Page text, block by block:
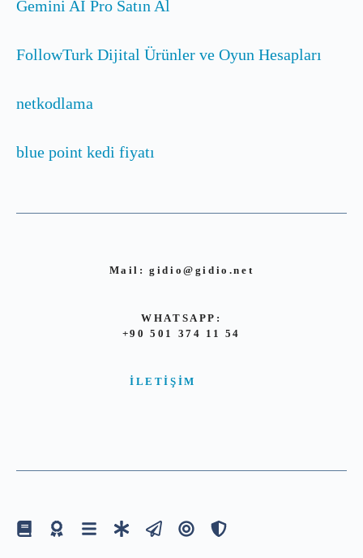
Gemini AI Pro Satın Al
FollowTurk Dijital Ürünler ve Oyun Hesapları
netkodlama
blue point kedi fiyatı
Mail: gidio@gidio.net
WHATSAPP:
+90 501 374 11 54
İLETIŞIM